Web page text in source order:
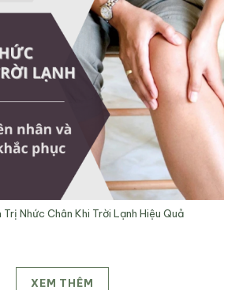
Nhức Chân Khi Trời Lạnh Hiệu Quả
XEM THÊM